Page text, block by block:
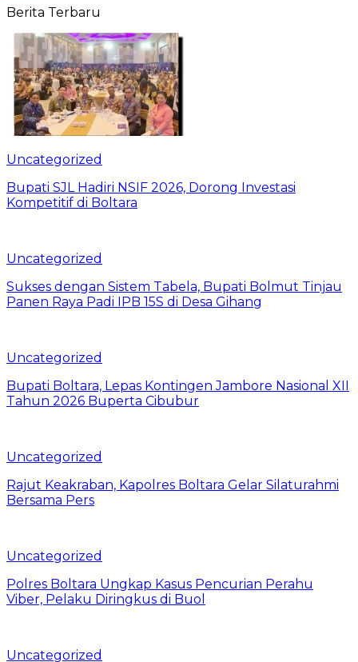
Berita Terbaru
Uncategorized
Bupati SJL Hadiri NSIF 2026, Dorong Investasi
Kompetitif di Boltara
Uncategorized
Sukses dengan Sistem Tabela, Bupati Bolmut Tinjau
Panen Raya Padi IPB 15S di Desa Gihang
Uncategorized
Bupati Boltara, Lepas Kontingen Jambore Nasional XII
Tahun 2026 Buperta Cibubur
Uncategorized
Rajut Keakraban, Kapolres Boltara Gelar Silaturahmi
Bersama Pers
Uncategorized
Polres Boltara Ungkap Kasus Pencurian Perahu
Viber, Pelaku Diringkus di Buol
Uncategorized